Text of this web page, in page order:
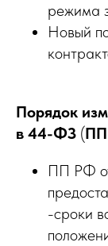
режима
Новый
Порядок
в 44-ФЗ (ПП
ПП РФ
-сроки